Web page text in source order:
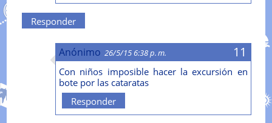
Responder
Anónimo 26/5/15 6:38 p. m.
Con niños imposible hacer la excursión en
bote por las cataratas
Responder